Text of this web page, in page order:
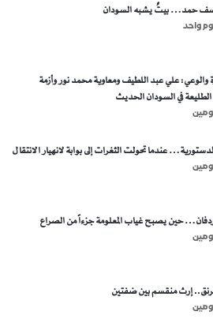
حمد… بيتٌ يشبه السودان
واحد
والوعي: علي عبد اللطيف ومعاوية محمد نور وأزمة
الطليعة في السودان الحديث
عندما تحولت الثغرات إلى بوابة لانهيار الانتقال
حين يصبح غياب المعلومة جزءاً من الصراع
إرث منقسم بين ضفتين